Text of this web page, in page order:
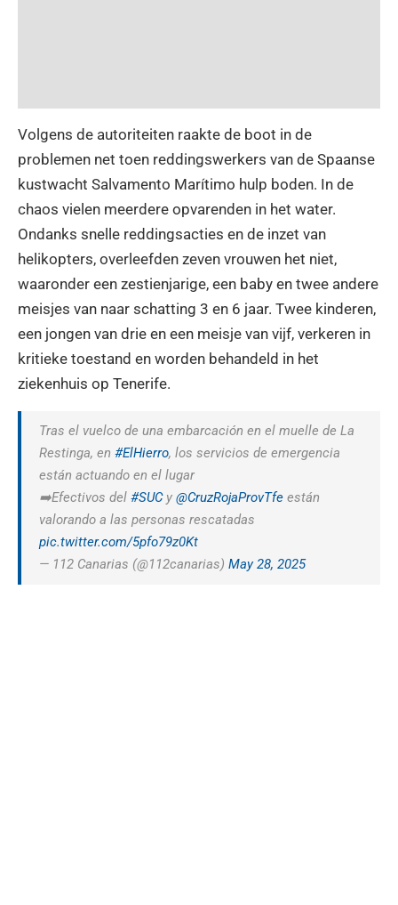
Volgens de autoriteiten raakte de boot in de
problemen net toen reddingswerkers van de Spaanse
kustwacht Salvamento Marítimo hulp boden. In de
chaos vielen meerdere opvarenden in het water.
Ondanks snelle reddingsacties en de inzet van
helikopters, overleefden zeven vrouwen het niet,
waaronder een zestienjarige, een baby en twee andere
meisjes van naar schatting 3 en 6 jaar. Twee kinderen,
een jongen van drie en een meisje van vijf, verkeren in
kritieke toestand en worden behandeld in het
ziekenhuis op Tenerife.
Tras el vuelco de una embarcación en el muelle de La
Restinga, en #ElHierro, los servicios de emergencia
están actuando en el lugar
➡️Efectivos del #SUCy @CruzRojaProvTfe están
valorando a las personas rescatadas
pic.twitter.com/5pfo79z0Kt
— 112 Canarias (@112canarias) May 28, 2025